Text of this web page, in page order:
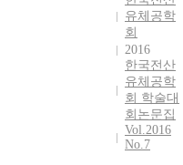
유체공학
회
2016
한국전산
유체공학
회 학술대
회논문집
Vol.2016
No.7